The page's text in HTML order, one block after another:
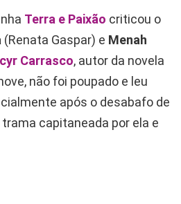
Terra e Paixão criticou o
(Renata Gaspar) e Menah
Carrasco, autor da novela
não foi poupado e leu
após o desabafo de
capitaneada por ela e